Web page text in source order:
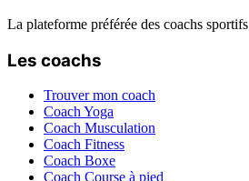
La plateforme préférée des coachs sportifs
Les coachs
Trouver mon coach
Coach Yoga
Coach Musculation
Coach Fitness
Coach Boxe
Coach Course à pied